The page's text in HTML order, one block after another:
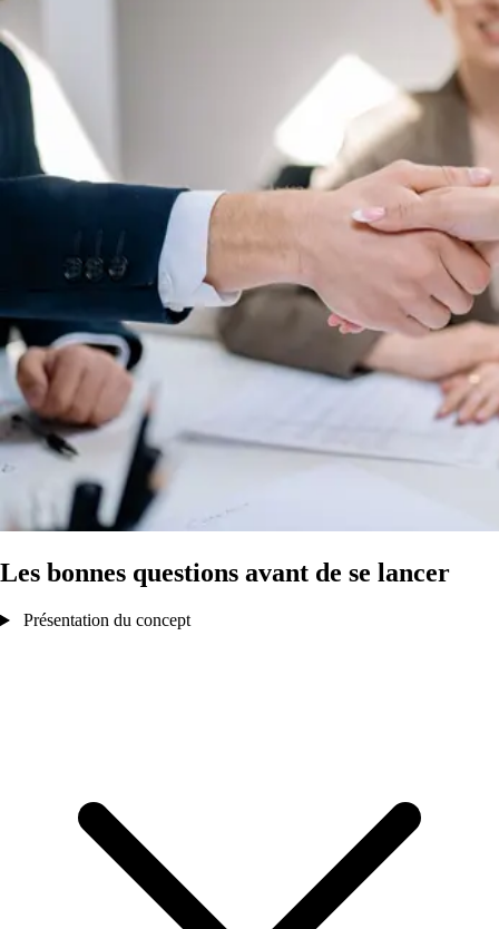
Les bonnes questions avant de se lancer
Présentation du concept